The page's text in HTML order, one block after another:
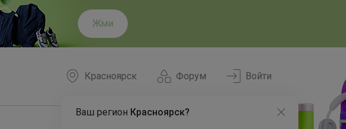
Жми
Форум
Красноярск
Ваш регион Красноярск?
Войти